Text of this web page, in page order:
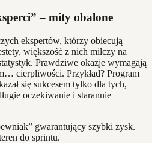
– mity obalone
ekspertów, którzy obiecują
większość z nich milczy na
Prawdziwe okazje wymagają
cierpliwości. Przykład? Program
się sukcesem tylko dla tych,
oczekiwanie i starannie
gwarantujący szybki zysk.
do sprintu.